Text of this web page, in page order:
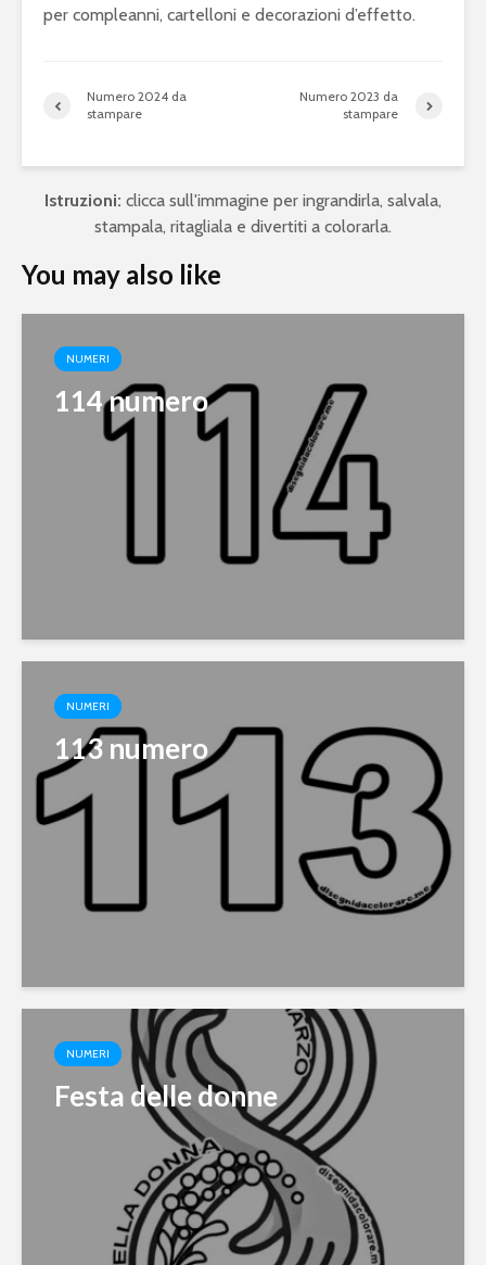
per compleanni, cartelloni e decorazioni d’effetto.
Numero 2024 da
stampare
Numero 2023 da
stampare
Istruzioni: clicca sull'immagine per ingrandirla, salvala,
stampala, ritagliala e divertiti a colorarla.
You may also like
NUMERI
114 numero
NUMERI
113 numero
NUMERI
Festa delle donne